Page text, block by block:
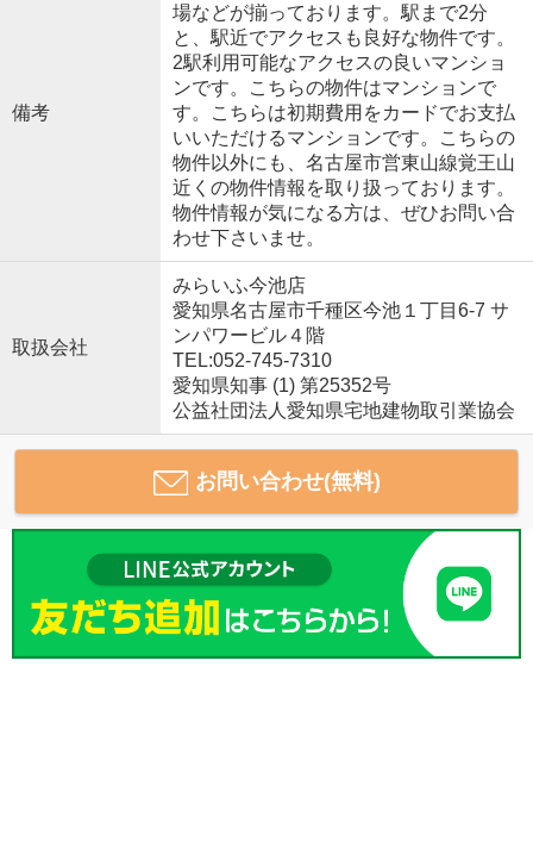
備考
場などが揃っております。駅まで2分
と、駅近でアクセスも良好な物件です。
2駅利用可能なアクセスの良いマンショ
ンです。こちらの物件はマンションで
す。こちらは初期費用をカードでお支払
いいただけるマンションです。こちらの
物件以外にも、名古屋市営東山線覚王山
近くの物件情報を取り扱っております。
物件情報が気になる方は、ぜひお問い合
わせ下さいませ。
取扱会社
みらいふ今池店
愛知県名古屋市千種区今池１丁目6-7 サ
ンパワービル４階
TEL:052-745-7310
愛知県知事 (1) 第25352号
公益社団法人愛知県宅地建物取引業協会
お問い合わせ(無料)